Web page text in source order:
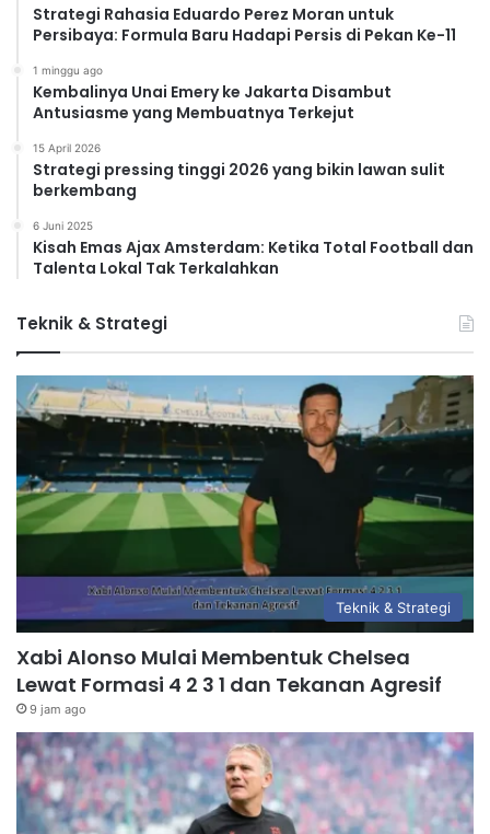
Strategi Rahasia Eduardo Perez Moran untuk
Persibaya: Formula Baru Hadapi Persis di Pekan Ke-11
1 minggu ago
Kembalinya Unai Emery ke Jakarta Disambut
Antusiasme yang Membuatnya Terkejut
15 April 2026
Strategi pressing tinggi 2026 yang bikin lawan sulit
berkembang
6 Juni 2025
Kisah Emas Ajax Amsterdam: Ketika Total Football dan
Talenta Lokal Tak Terkalahkan
Teknik & Strategi
Teknik & Strategi
Xabi Alonso Mulai Membentuk Chelsea
Lewat Formasi 4 2 3 1 dan Tekanan Agresif
9 jam ago